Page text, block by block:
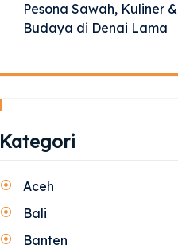
Pesona Sawah, Kuliner &
Budaya di Denai Lama
Kategori
Aceh
Bali
Banten